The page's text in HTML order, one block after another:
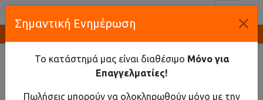
ΑΡΧΙΚΉ
ΥΛΙΚΌ ΡΆΓΑΣ ΤΡΟΦΟΔΟΤΙΚΆ ΡΆΓΑΣ
Τροφοδοτικά Ράγας
Σημαντική Ενημέρωση
Το κατάστημά μας είναι διαθέσιμο Μόνο για
Επαγγελματίες!
Πωλήσεις μπορούν να ολοκληρωθούν μόνο με την